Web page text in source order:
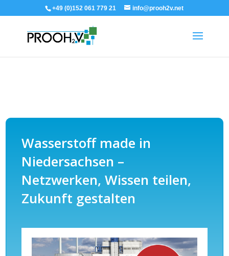
+49 (0)152 061 779 21 info@prooh2v.net
Wasserstoff made in
Niedersachsen –
Netzwerken, Wissen teilen,
Zukunft gestalten